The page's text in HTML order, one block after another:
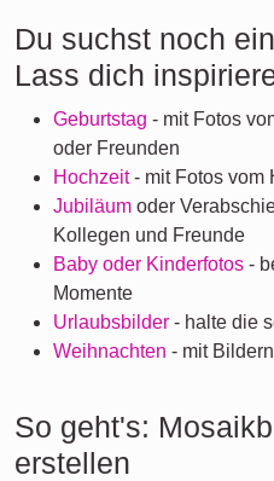
Du suchst noch
Lass dich
Geburtstag - mit Fotos
oder Freunden
Hochzeit- mit Fotos vom
Jubiläum oder
Kollegen und Freunde
Baby oder Kinderfotos -
Momente
Urlaubsbilder - halte die
Weihnachten - mit
So geht's:
erstellen